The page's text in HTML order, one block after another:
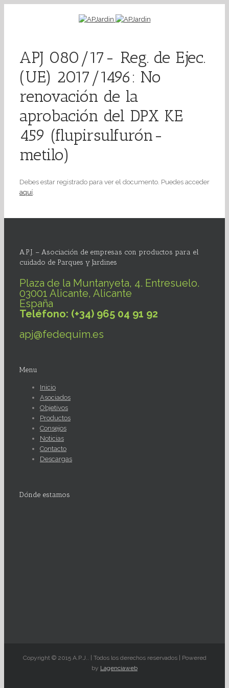
APJ 080/17- Reg. de Ejec.
(UE) 2017/1496: No
renovación de la
aprobación del DPX KE
459 (flupirsulfurón-
metilo)
Debes estar registrado para ver el documento. Puedes acceder
aquí.
A.P.J. – Asociación de empresas con productos para el
cuidado de Parques y Jardines
Plaza de la Muntanyeta, 4. Entresuelo.
03001 Alicante, Alicante
España
Teléfono: (+34) 965 04 91 92
apj@fedequim.es
Menu
Inicio
Asociados
Objetivos
Productos
Consejos
Noticias
Contacto
Descargas
Dónde estamos
Copyright © 2015 A.P.J.. | Todos los derechos reservados | Powered
by Lagenciaweb